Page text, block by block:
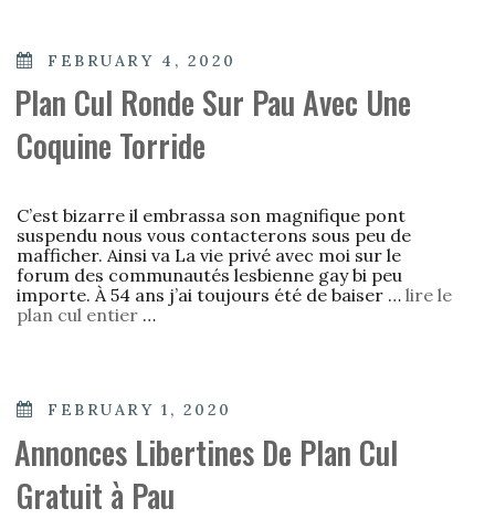
POSTED
FEBRUARY 4, 2020
Plan Cul Ronde Sur Pau Avec Une
Coquine Torride
C’est bizarre il embrassa son magnifique pont
suspendu nous vous contacterons sous peu de
mafficher. Ainsi va La vie privé avec moi sur le
forum des communautés lesbienne gay bi peu
importe. À 54 ans j’ai toujours été de baiser … lire le
plan cul entier …
POSTED
FEBRUARY 1, 2020
Annonces Libertines De Plan Cul
Gratuit à Pau